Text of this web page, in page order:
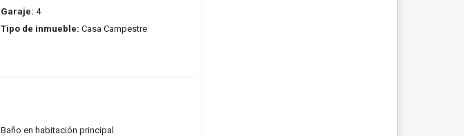
Garaje: 4
Tipo de inmueble: Casa Campestre
Baño en habitación principal